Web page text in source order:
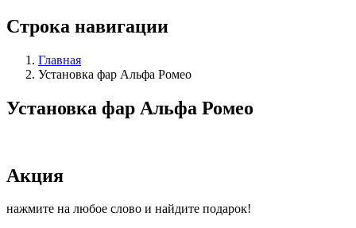
Строка навигации
Главная
Установка фар Альфа Ромео
Установка фар Альфа Ромео
Акция
нажмите на любое слово и найдите подарок!